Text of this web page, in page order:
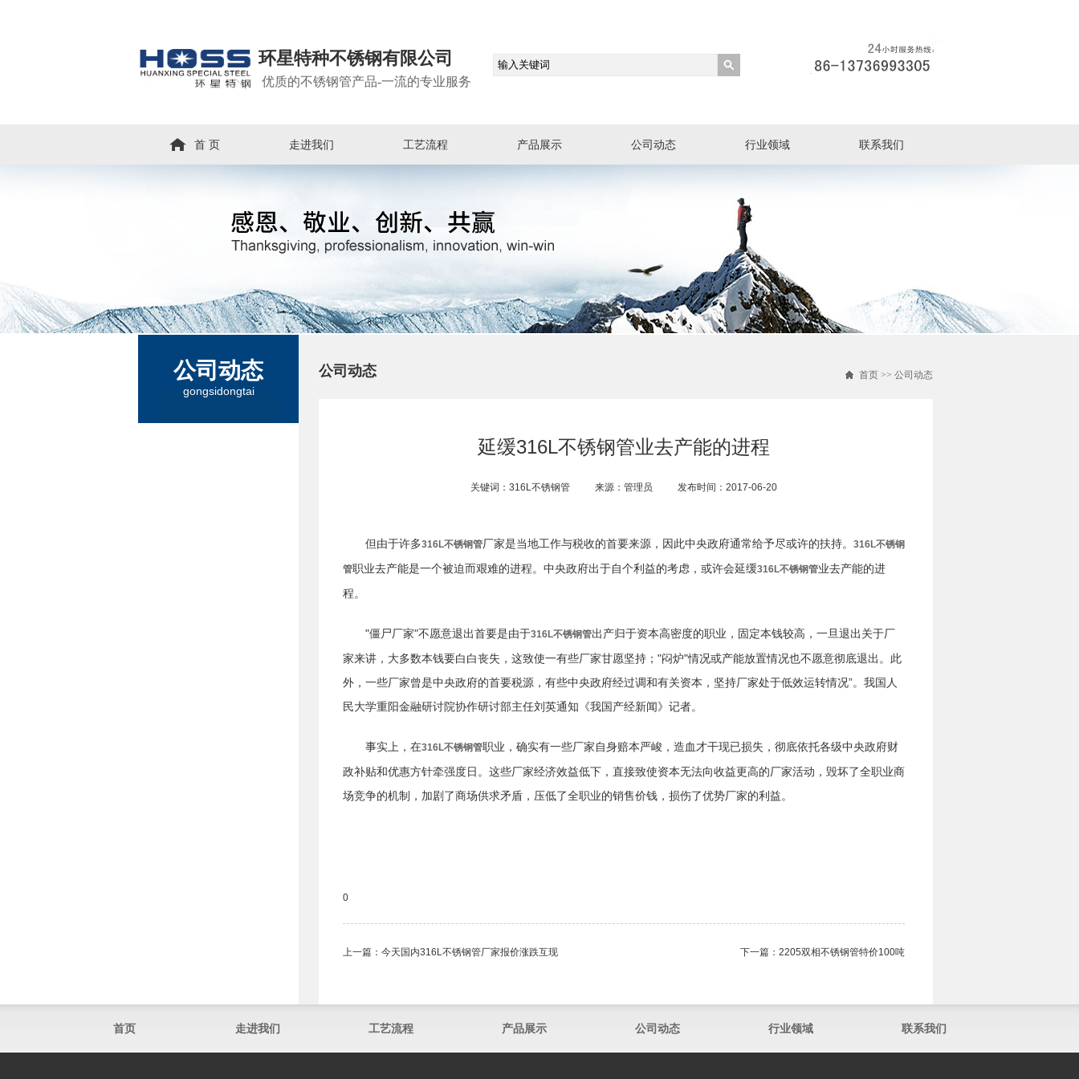
环星特种不锈钢有限公司
优质的不锈钢管产品-一流的专业服务
首 页 走进我们 工艺流程 产品展示 公司动态 行业领域 联系我们
公司动态
gongsidongtai
公司动态 首页 >> 公司动态
延缓316L不锈钢管​业去产能的进程
关键词：316L不锈钢管 来源：管理员 发布时间：2017-06-20
但由于许多316L不锈钢管厂家是当地工作与税收的首要来源，因此中央政府通常给予尽或许的扶持。 316L不锈钢
管职业去产能是一个被迫而艰难的进程。中央政府出于自个利益的考虑，或许会延缓316L不锈钢管业去产能的进
程。
"僵尸厂家"不愿意退出首要是由于316L不锈钢管出产归于资本高密度的职业，固定本钱较高，一旦退出关于厂
家来讲，大多数本钱要白白丧失，这致使一有些厂家甘愿坚持；"闷炉"情况或产能放置情况也不愿意彻底退出。此
外，一些厂家曾是中央政府的首要税源，有些中央政府经过调和有关资本，坚持厂家处于低效运转情况”。我国人
民大学重阳金融研讨院协作研讨部主任刘英通知《我国产经新闻》记者。
事实上，在316L不锈钢管职业，确实有一些厂家自身赔本严峻，造血才干现已损失，彻底依托各级中央政府财
政补贴和优惠方针牵强度日。这些厂家经济效益低下，直接致使资本无法向收益更高的厂家活动，毁坏了全职业商
场竞争的机制，加剧了商场供求矛盾，压低了全职业的销售价钱，损伤了优势厂家的利益。
0
上一篇： 今天国内316L不锈钢管厂家报价涨跌互现 下一篇： 2205双相不锈钢管​特价100吨
首页 走进我们 工艺流程 产品展示 公司动态 行业领域 联系我们